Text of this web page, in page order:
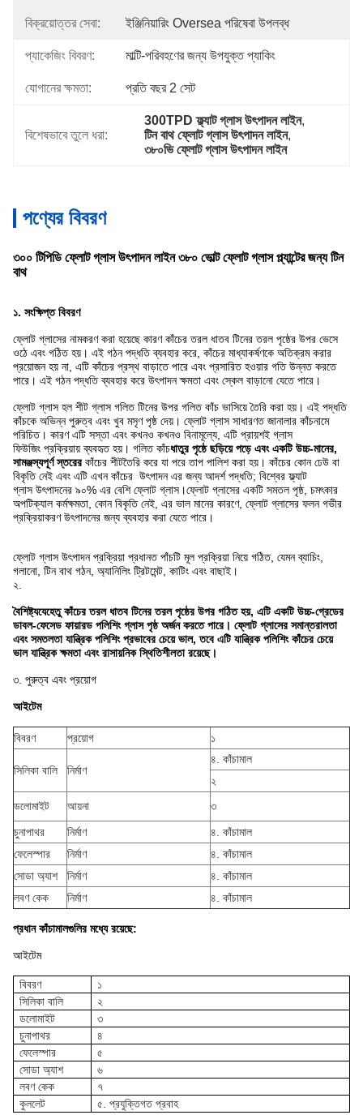
বিক্রয়োত্তর সেবা: ইঞ্জিনিয়ারিং Oversea পরিষেবা উপলব্ধ
প্যাকেজিং বিবরণ: মাল্টি-পরিবহণের জন্য উপযুক্ত প্যাকিং
যোগানের ক্ষমতা: প্রতি বছর 2 সেট
বিশেষভাবে তুলে ধরা:
300TPD ফ্ল্যাট গ্লাস উৎপাদন লাইন,
টিন বাথ ফ্লোট গ্লাস উৎপাদন লাইন,
৩৮০ভি ফ্লোট গ্লাস উৎপাদন লাইন
পণ্যের বিবরণ
৩০০ টিপিডি ফ্লোট গ্লাস উৎপাদন লাইন ৩৮০ ভোল্ট ফ্লোট গ্লাস প্ল্যান্টের জন্য টিন
বাথ
১. সংক্ষিপ্ত বিবরণ
ফ্লোট গ্লাসের নামকরণ করা হয়েছে কারণ কাঁচের তরল ধাতব টিনের তরল পৃষ্ঠের উপর ভেসে
ওঠে এবং গঠিত হয়। এই গঠন পদ্ধতি ব্যবহার করে, কাঁচের মাধ্যাকর্ষণকে অতিক্রম করার
প্রয়োজন হয় না, এটি কাঁচের প্রস্থ বাড়াতে পারে এবং প্রসারিত হওয়ার গতি উন্নত করতে
পারে। এই গঠন পদ্ধতি ব্যবহার করে উৎপাদন ক্ষমতা এবং স্কেল বাড়ানো যেতে পারে।
ফ্লোট গ্লাস হল শীট গ্লাস গলিত টিনের উপর গলিত কাঁচ ভাসিয়ে তৈরি করা হয়। এই পদ্ধতি
কাঁচকে অভিন্ন পুরুত্ব এবং খুব মসৃণ পৃষ্ঠ দেয়। ফ্লোট গ্লাস সাধারণতজানালার কাঁচনামে
পরিচিত। কারণ এটি সস্তা এবং কখনও কখনও বিনামূল্যে, এটি প্রায়শই গ্লাস
ফিউজিং প্রক্রিয়ায় ব্যবহৃত হয়। গলিত কাঁচধাতুর পৃষ্ঠে ছড়িয়ে পড়ে এবং একটি উচ্চ-মানের,
সামঞ্জস্যপূর্ণ স্তরেরকাঁচের শীটতৈরি করে যা পরে তাপ পালিশ করা হয়। কাঁচের কোন ঢেউ বা
বিকৃতি নেই এবং এটি এখন কাঁচের উৎপাদন এর জন্য আদর্শ পদ্ধতি; বিশ্বেরফ্ল্যাট
গ্লাস উৎপাদনের ৯০% এর বেশি ফ্লোট গ্লাস।ফ্লোট গ্লাসের একটি সমতল পৃষ্ঠ, চমৎকার
অপটিক্যাল কর্মক্ষমতা, কোন বিকৃতি নেই, এর ভাল মানের কারণে, ফ্লোট গ্লাসের ফলন গভীর
প্রক্রিয়াকরণ উৎপাদনের জন্য ব্যবহার করা যেতে পারে।
ফ্লোট গ্লাস উৎপাদন প্রক্রিয়া প্রধানত পাঁচটি মূল প্রক্রিয়া নিয়ে গঠিত, যেমন ব্যাচিং,
গলানো, টিন বাথ গঠন, অ্যানিলিং ট্রিটমেন্ট, কাটিং এবং বাছাই।
২.
বৈশিষ্ট্যযেহেতু কাঁচের তরল ধাতব টিনের তরল পৃষ্ঠের উপর গঠিত হয়, এটি একটি উচ্চ-গ্রেডের
ডাবল-ফেসেড ফায়ারড পলিশিং গ্লাস পৃষ্ঠ অর্জন করতে পারে। ফ্লোট গ্লাসের সমান্তরালতা
এবং সমতলতা যান্ত্রিক পলিশিং প্রভাবের চেয়ে ভাল, তবে এটি যান্ত্রিক পলিশিং কাঁচের চেয়ে
ভাল যান্ত্রিক ক্ষমতা এবং রাসায়নিক স্থিতিশীলতা রয়েছে।
৩. পুরুত্ব এবং প্রয়োগ
আইটেম
বিবরণ প্রয়োগ ১
সিলিকা বালি নির্মাণ
৪. কাঁচামাল
২
ডলোমাইট
আয়না
৩
চুনাপাথর
নির্মাণ
৪. কাঁচামাল
ফেলেস্পার
নির্মাণ
৪. কাঁচামাল
সোডা অ্যাশ
নির্মাণ
৪. কাঁচামাল
লবণ কেক
নির্মাণ ৪. কাঁচামাল
প্রধান কাঁচামালগুলির মধ্যে রয়েছে:
আইটেম
বিবরণ
১
সিলিকা বালি
২
ডলোমাইট
৩
চুনাপাথর
৪
ফেলেস্পার
৫
সোডা অ্যাশ
৬
লবণ কেক
৭
কুললেট
৫. প্রযুক্তিগত প্রবাহ